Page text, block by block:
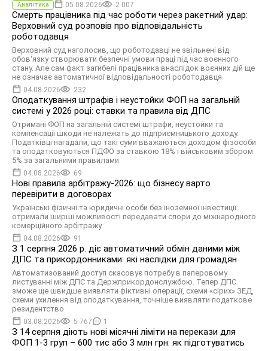
Аналітика 05.08.2026 2 007
Смерть працівника під час роботи через ракетний удар:
Верховний суд розповів про відповідальність
роботодавця
Верховний суд наголосив, що роботодавці не звільнені від
обов'язку створювати безпечні умови праці під час воєнного
стану. Але сам факт загибелі працівника внаслідок воєнних дій ще
не означає автоматичної відповідальності роботодавця
04.08.2026 232
Оподаткування штрафів і неустойки ФОП на загальній
системі у 2026 році: ставки та правила від ДПС
Отримані ФОП на загальній системі штрафи, неустойки та
компенсації шкоди не належать до підприємницького доходу.
Податківці нагадали, що такі суми вважаються доходом фізособи
та оподатковуються ПДФО за ставкою 18% і військовим збором
5% за загальними правилами
04.08.2026 69
Нові правила арбітражу-2026: що бізнесу варто
перевірити в договорах
Українські фізичні та юридичні особи без іноземної інвестиції
отримали ширші можливості передавати спори до міжнародного
комерційного арбітражу
04.08.2026 91
З 1 серпня 2026 р. діє автоматичний обмін даними між
ДПС та прикордонниками: які наслідки для громадян
Автоматизований доступ скасовує потребу в паперовому
листуванні між ДПС та Держприкордонслужбою. Тепер ДПС
зможе ще швидше виявляти фіктивні операції, схеми «сірих» ЗЕД,
схеми ухилення від оподаткування, точніше виявляти податкове
резидентство
03.08.2026 5 767 1
З 14 серпня діють нові місячні ліміти на перекази для
ФОП 1-3 груп – 600 тис або 3 млн грн: як підготуватись